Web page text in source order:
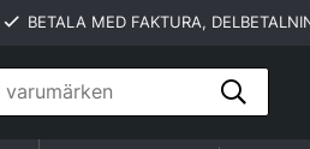
BETALA MED FAKTURA,